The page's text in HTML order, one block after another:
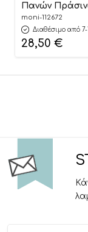
Πανών
Nubbi Green
Basket
Cangaroo
moni-112672
Διαθέσιμο από
28,50 €